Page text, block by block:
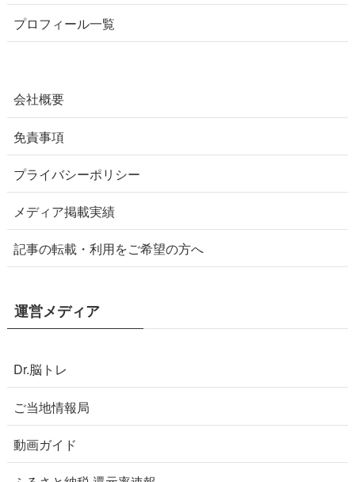
プロフィール一覧
会社概要
免責事項
プライバシーポリシー
メディア掲載実績
記事の転載・利用をご希望の方へ
運営メディア
Dr.脳トレ
ご当地情報局
動画ガイド